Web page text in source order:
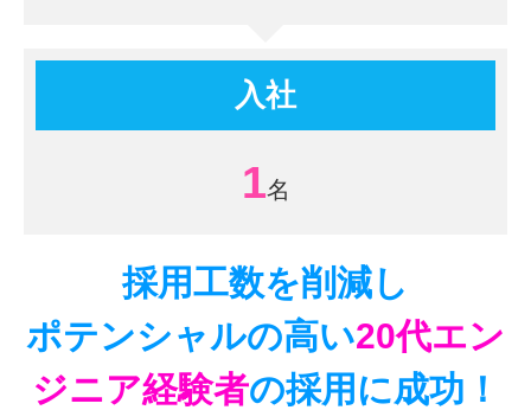
入社
1
採用工数を削減し
ポテンシャルの高い20代エン
ジニア経験者の採用に成功！